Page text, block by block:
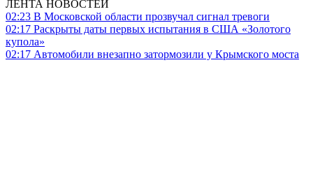
ЛЕНТА НОВОСТЕЙ
02:23 В Московской области прозвучал сигнал тревоги
02:17 Раскрыты даты первых испытания в США «Золотого
купола»
02:17 Автомобили внезапно затормозили у Крымского моста